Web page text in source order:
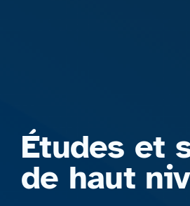
Études et
de haut